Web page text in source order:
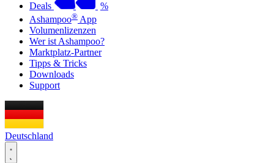
Deals
%
Ashampoo® App
Volumenlizenzen
Wer ist Ashampoo?
Marktplatz-Partner
Tipps & Tricks
Downloads
Support
Deutschland